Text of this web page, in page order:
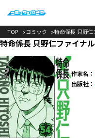
TOP コミック 特命係長 只野
特命係長 只野仁ファイ
作家名：
出版社：